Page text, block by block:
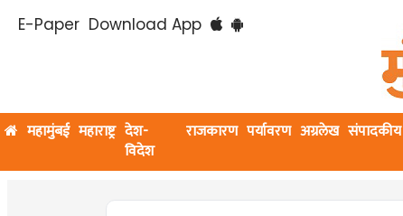
E-Paper Download App
महामुंबई महाराष्ट्र देश-
विदेश
राजकारण पर्यावरण अग्रलेख संपादकीय